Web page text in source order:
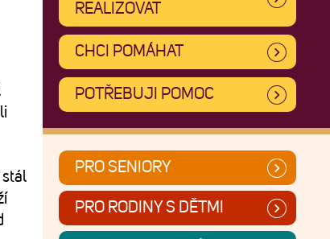
stál
REALIZOVAT
CHCI POMÁHAT
POTŘEBUJI POMOC
PRO SENIORY
PRO RODINY S DĚTMI